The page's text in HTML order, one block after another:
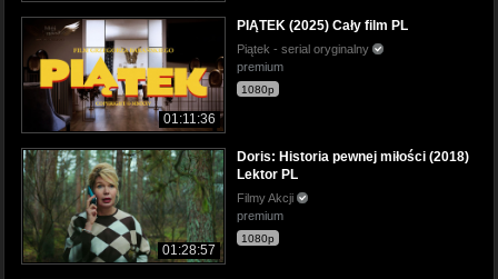
01:11:36
PIĄTEK (2025) Cały film PL
Piątek - serial oryginalny
premium
1080p
01:28:57
Doris: Historia pewnej miłości (2018)
Lektor PL
Filmy Akcji
premium
1080p